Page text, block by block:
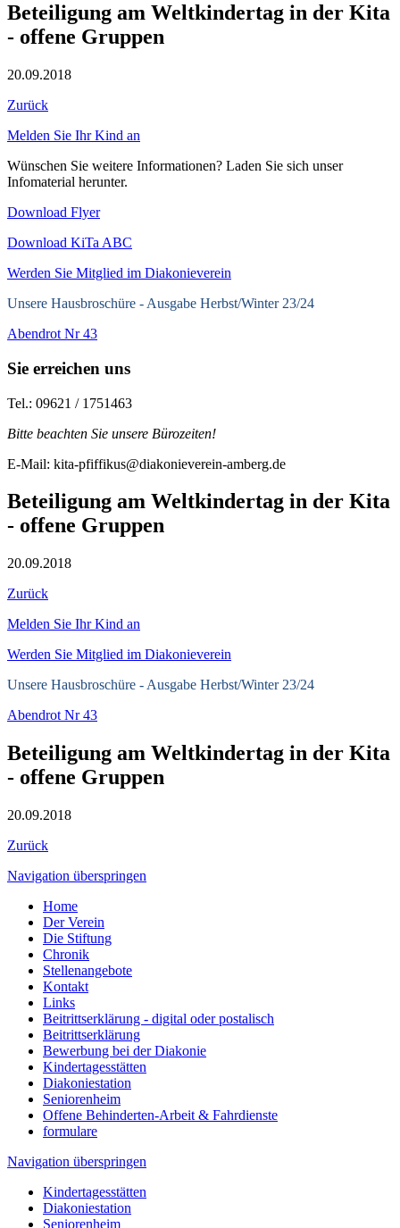
Beteiligung am Weltkindertag in der Kita
- offene Gruppen
20.09.2018
Zurück
Melden Sie Ihr Kind an
Wünschen Sie weitere Informationen? Laden Sie sich unser
Infomaterial herunter.
Download Flyer
Download KiTa ABC
Werden Sie Mitglied im Diakonieverein
Unsere Hausbroschüre - Ausgabe Herbst/Winter 23/24
Abendrot Nr 43
Sie erreichen uns
Tel.: 09621 / 1751463
Bitte beachten Sie unsere Bürozeiten!
E-Mail: kita-pfiffikus@diakonieverein-amberg.de
Beteiligung am Weltkindertag in der Kita
- offene Gruppen
20.09.2018
Zurück
Melden Sie Ihr Kind an
Werden Sie Mitglied im Diakonieverein
Unsere Hausbroschüre - Ausgabe Herbst/Winter 23/24
Abendrot Nr 43
Beteiligung am Weltkindertag in der Kita
- offene Gruppen
20.09.2018
Zurück
Navigation überspringen
Home
Der Verein
Die Stiftung
Chronik
Stellenangebote
Kontakt
Links
Beitrittserklärung - digital oder postalisch
Beitrittserklärung
Bewerbung bei der Diakonie
Kindertagesstätten
Diakoniestation
Seniorenheim
Offene Behinderten-Arbeit & Fahrdienste
formulare
Navigation überspringen
Kindertagesstätten
Diakoniestation
Seniorenheim